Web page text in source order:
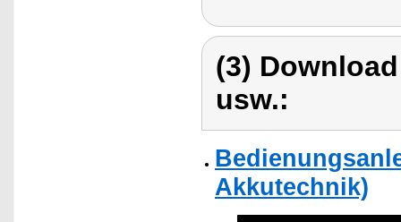
(3)
usw.:
Akkutechnik)